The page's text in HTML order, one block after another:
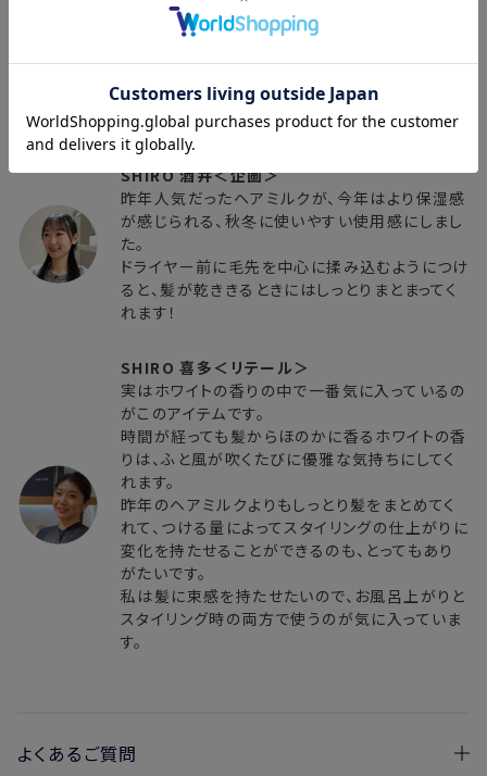
・乾燥した髪にご使用いただくと、髪の広がりを抑えながら、しっ
とりまとまる髪へと導きます。
■スタッフコメント
SHIRO 酒井＜企画＞
昨年人気だったヘアミルクが、今年はより保湿感
が感じられる、秋冬に使いやすい使用感にしまし
た。
ドライヤー前に毛先を中心に揉み込むようにつけ
ると、髪が乾ききるときにはしっとりまとまってく
れます！
SHIRO 喜多＜リテール＞
実はホワイトの香りの中で一番気に入っているの
がこのアイテムです。
時間が経っても髪からほのかに香るホワイトの香
りは、ふと風が吹くたびに優雅な気持ちにしてく
れます。
昨年のヘアミルクよりもしっとり髪をまとめてく
れて、つける量によってスタイリングの仕上がりに
変化を持たせることができるのも、とってもあり
がたいです。
私は髪に束感を持たせたいので、お風呂上がりと
スタイリング時の両方で使うのが気に入っていま
す。
よくあるご質問